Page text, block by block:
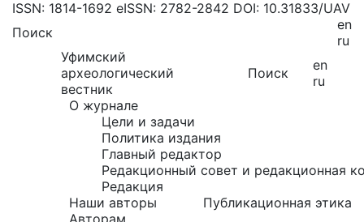
ISSN: 1814-1692 eISSN: 2782-2842 DOI: 10.31833/UAV
Поиск
en
ru
Уфимский
археологический
вестник
Поиск
en
ru
О журнале
Цели и задачи
Политика издания
Главный редактор
Редакционный совет и редакционная
Редакция
Наши авторы
Публикационная этика
Авторам